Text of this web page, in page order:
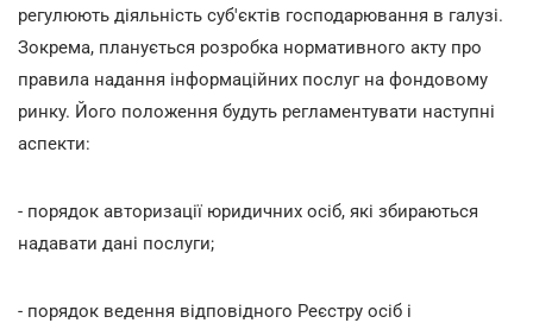
регулюють діяльність суб'єктів господарювання в галузі.
Зокрема, планується розробка нормативного акту про
правила надання інформаційних послуг на фондовому
ринку. Його положення будуть регламентувати наступні
аспекти:
- порядок авторизації юридичних осіб, які збираються
надавати дані послуги;
- порядок ведення відповідного Реєстру осіб і